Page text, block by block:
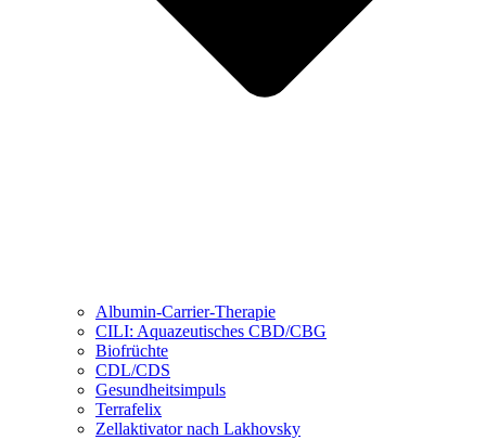
Albumin-Carrier-Therapie
CILI: Aquazeutisches CBD/CBG
Biofrüchte
CDL/CDS
Gesundheitsimpuls
Terrafelix
Zellaktivator nach Lakhovsky